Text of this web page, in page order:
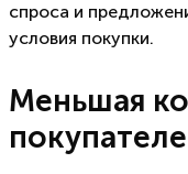
спроса и
условия покупки.
Меньшая